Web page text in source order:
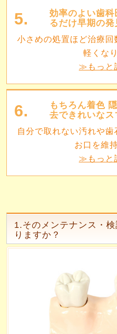
5.
効率のよい歯
るだけ早期の発
小さめの処置ほど治療回
軽くな
≫もっと
6.
もちろん着色
去できれいなス
自分で取れない汚れや
お口を維
≫もっと
1.そのメンテナンス・
りますか？